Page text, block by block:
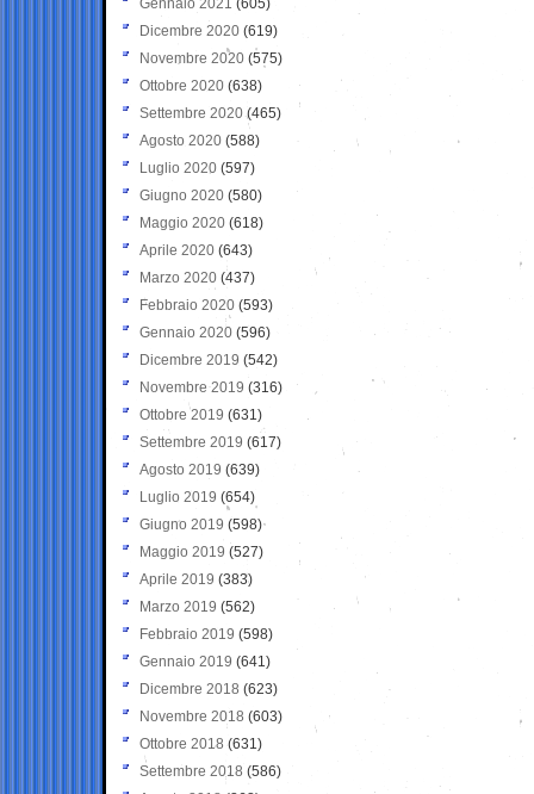
Gennaio 2021 (605)
Dicembre 2020 (619)
Novembre 2020 (575)
Ottobre 2020 (638)
Settembre 2020(465)
Agosto 2020 (588)
Luglio 2020 (597)
Giugno 2020 (580)
Maggio 2020 (618)
Aprile 2020 (643)
Marzo 2020 (437)
Febbraio 2020 (593)
Gennaio 2020 (596)
Dicembre 2019 (542)
Novembre 2019 (316)
Ottobre 2019 (631)
Settembre 2019 (617)
Agosto 2019 (639)
Luglio 2019 (654)
Giugno 2019 (598)
Maggio 2019 (527)
Aprile 2019 (383)
Marzo 2019 (562)
Febbraio 2019 (598)
Gennaio 2019 (641)
Dicembre 2018 (623)
Novembre 2018 (603)
Ottobre 2018 (631)
Settembre 2018 (586)